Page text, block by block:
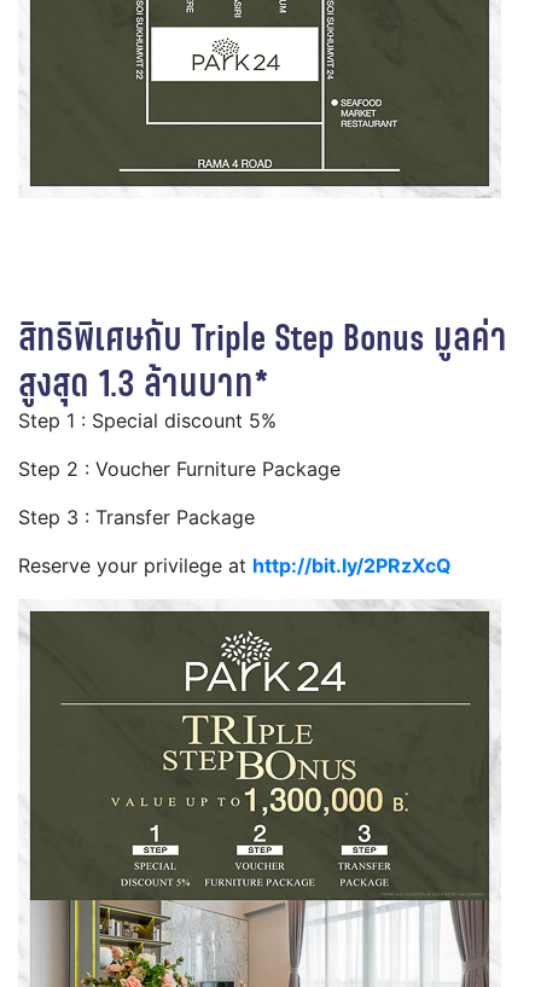
สิทธิพิเศษกับ Triple Step Bonus มูลค่า
สูงสุด 1.3 ล้านบาท*
Step 1 : Special discount 5%
Step 2 : Voucher Furniture Package
Step 3 : Transfer Package
Reserve your privilege at http://bit.ly/2PRzXcQ